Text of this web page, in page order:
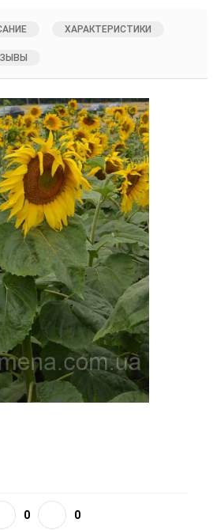
ХАРАКТЕРИСТИКИ
0 0